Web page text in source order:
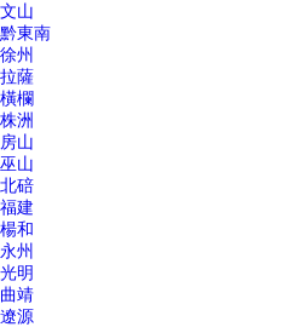
文山
黔東南
徐州
拉薩
橫欄
株洲
房山
巫山
北碚
福建
楊和
永州
光明
曲靖
遼源